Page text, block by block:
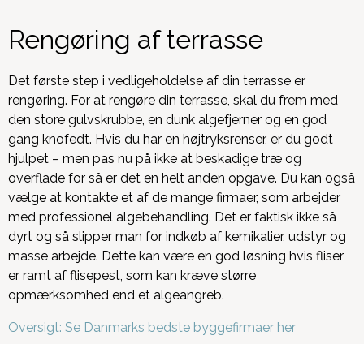
Rengøring af terrasse
Det første step i vedligeholdelse af din terrasse er
rengøring. For at rengøre din terrasse, skal du frem med
den store gulvskrubbe, en dunk algefjerner og en god
gang knofedt. Hvis du har en højtryksrenser, er du godt
hjulpet – men pas nu på ikke at beskadige træ og
overflade for så er det en helt anden opgave. Du kan også
vælge at kontakte et af de mange firmaer, som arbejder
med professionel algebehandling. Det er faktisk ikke så
dyrt og så slipper man for indkøb af kemikalier, udstyr og
masse arbejde. Dette kan være en god løsning hvis fliser
er ramt af flisepest, som kan kræve større
opmærksomhed end et algeangreb.
Oversigt: Se Danmarks bedste byggefirmaer her